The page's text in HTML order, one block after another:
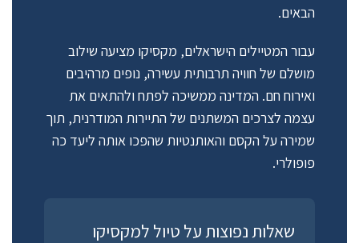
הבאים.
עבור המטיילים הישראלים, מקסיקו מציעה שילוב
מושלם של חוויה תרבותית עשירה, נופים מרהיבים
ואירוח חם. המדינה ממשיכה לפתח ולהתאים את
עצמה לצרכים המשתנים של התיירות המודרנית, תוך
שמירה על הקסם והאותנטיות שהפכו אותה ליעד כה
פופולרי.
שאלות נפוצות על טיול למקסיקו